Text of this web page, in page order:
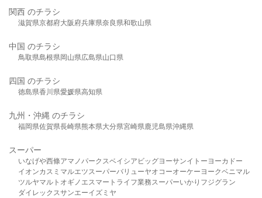
関西 のチラシ
滋賀県京都府大阪府兵庫県奈良県和歌山県
中国 のチラシ
鳥取県島根県岡山県広島県山口県
四国 のチラシ
徳島県香川県愛媛県高知県
九州・沖縄 のチラシ
福岡県佐賀県長崎県熊本県大分県宮崎県鹿児島県沖縄県
スーパー
いなげや西條アマノパークスベイシア ビッグヨーサンイトーヨーカドー
イオンカスミ マルエツスーパーバリューヤオコーオーケー ヨークベニマル
ツルヤマルト オギノ エスマート ライフ業務スーパーいかり フジグラン
ダイレックスサンエーイズミヤ